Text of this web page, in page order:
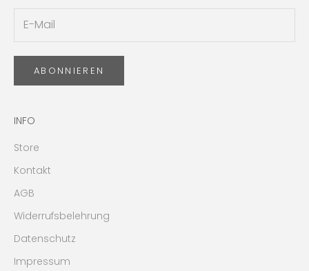
ABONNIEREN
INFO
Store
Kontakt
AGB
Widerrufsbelehrung
Datenschutz
Impressum